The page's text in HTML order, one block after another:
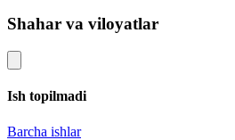
Shahar va viloyatlar
Ish topilmadi
Barcha ishlar